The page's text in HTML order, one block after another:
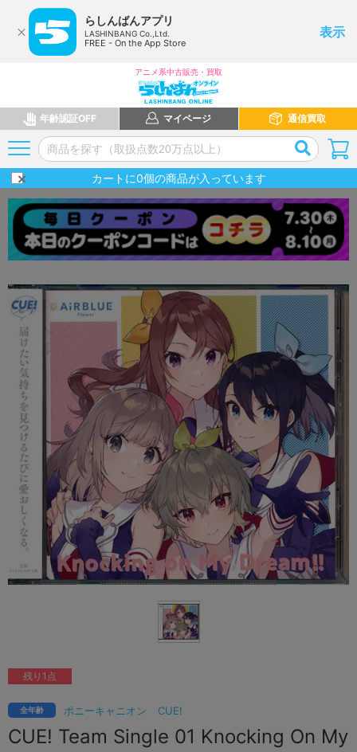
らしんばんアプリ
LASHINBANG Co.,Ltd.
FREE - On the App Store
表示
アニメ系中古販売・買取
年齢認証OFF マイページ 通信買取
カートに0個の商品が入っています
ポニーキャニオン CUE!
全年齢
CUE! Team Single 01 Knocking On My
残り1点